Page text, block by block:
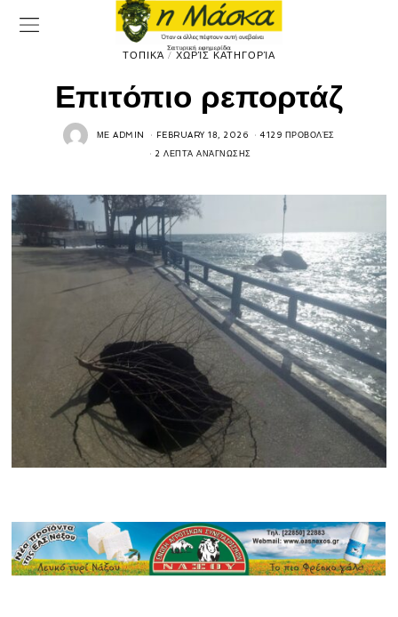
ΤΟΠΙΚΆ / ΧΩΡΊΣ ΚΑΤΗΓΟΡΊΑ
Επιτόπιο ρεπορτάζ
ΜΕADMIN FEBRUARY 18, 2026 4129 ΠΡΟΒΟΛΈΣ
2 ΛΕΠΤΆ ΑΝΆΓΝΩΣΗΣ